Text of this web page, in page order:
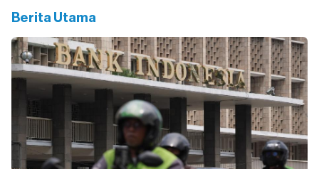
Berita Utama